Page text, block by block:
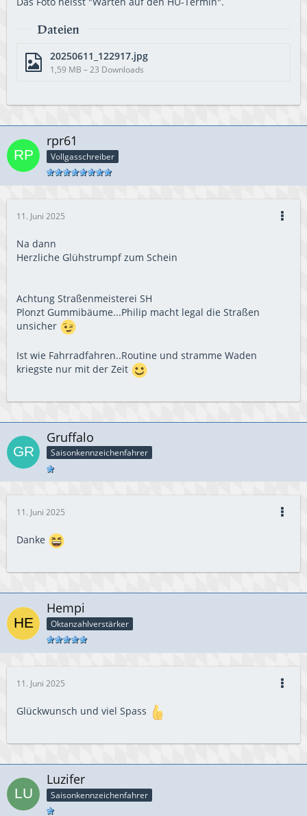
Dateien
20250611_122917.jpg
1,59 MB – 23 Downloads
rpr61
Vollgasschreiber
11. Juni 2025
Na dann
Herzliche Glühstrumpf zum Schein
Achtung Straßenmeisterei SH
Plonzt Gummibäume...Philip macht legal die Straßen
unsicher
Ist wie Fahrradfahren..Routine und stramme Waden
kriegste nur mit der Zeit
Gruffalo
Saisonkennzeichenfahrer
11. Juni 2025
Danke
Hempi
Oktanzahlverstärker
11. Juni 2025
Glückwunsch und viel Spass
Luzifer
Saisonkennzeichenfahrer